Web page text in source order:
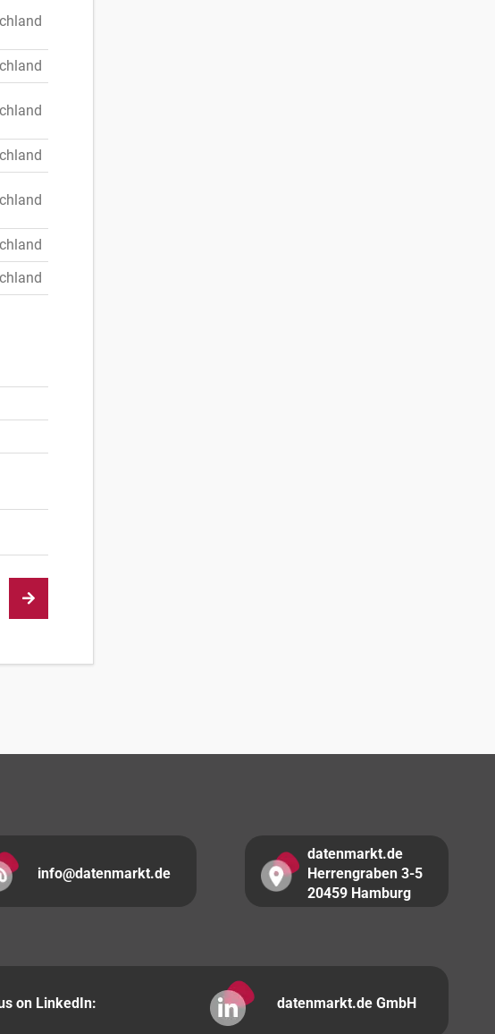
info@datenmarkt.de
datenmarkt.de
Herrengraben 3-5
20459 Hamburg
on LinkedIn: datenmarkt.de GmbH